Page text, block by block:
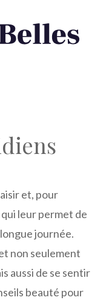
et, pour
leur permet de
journée.
non seulement
aussi de se sentir
beauté pour